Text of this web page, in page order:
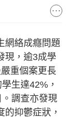
網絡成癮問題
現，逾3成學
重個案更長
生達42%，
調查亦發現
抑鬱症狀，